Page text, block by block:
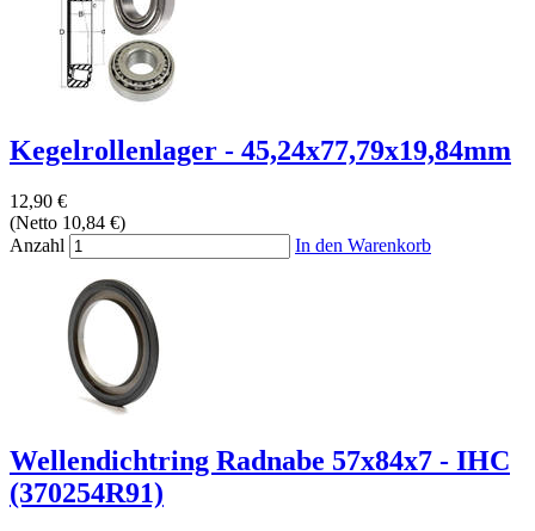
Kegelrollenlager - 45,24x77,79x19,84mm
12,90 €
(Netto 10,84 €)
Anzahl
In den Warenkorb
Wellendichtring Radnabe 57x84x7 - IHC
(370254R91)